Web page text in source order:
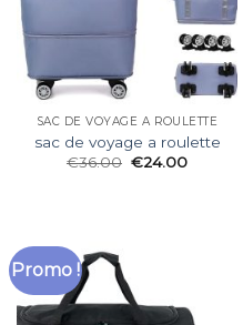
SAC DE VOYAGE A ROULETTE
sac de voyage a roulette
€36.00 €24.00
Promo !